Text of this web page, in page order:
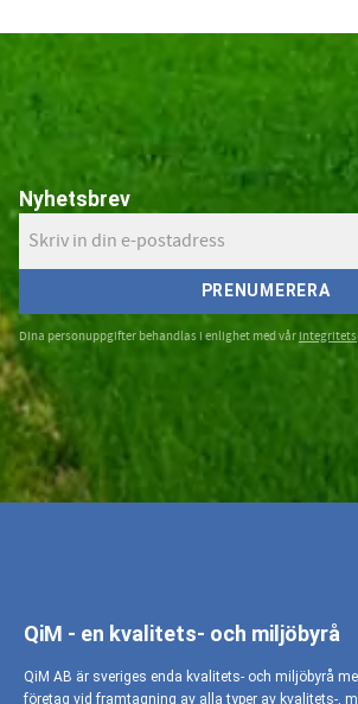
Nyhetsbrev
PRENUMERERA
Dina personuppgifter behandlas i enlighet med vår
QiM - en kvalitets- och miljöbyrå
QiM AB är sveriges enda kvalitets- och miljöbyrå
företag vid framtagning av alla typer av kvalitets-,